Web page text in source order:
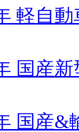
軽自
国産
国産&